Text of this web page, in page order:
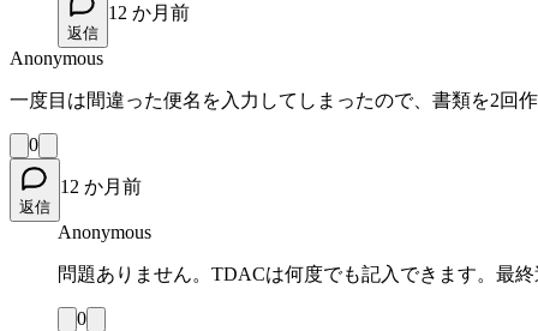
返信
12 か月前
Anonymous
一度目は間違った便名を入力してしまったので、書類を2回
0
返信
12 か月前
Anonymous
問題ありません。TDACは何度でも記入できます。最
0